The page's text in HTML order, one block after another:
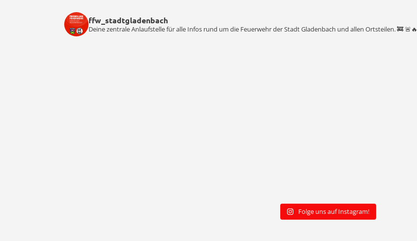
ffw_stadtgladenbach
Deine zentrale Anlaufstelle für alle Infos rund um die Feuerwehr der Stadt Gladenbach und allen Ortsteilen. 🚒 🚨🔥
Folge uns auf Instagram!